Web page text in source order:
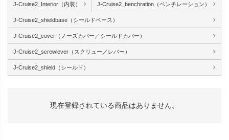
J-Cruise2_Interior（内装） J-Cruise2_benchration（ベンチレーション）
J-Cruise2_shieldbase（シールドベース）
J-Cruise2_cover（ノーズカバー／シールドカバー）
J-Cruise2_screwlever（スクリュー／レバー）
J-Cruise2_shield（シールド）
現在登録されている商品はありません。